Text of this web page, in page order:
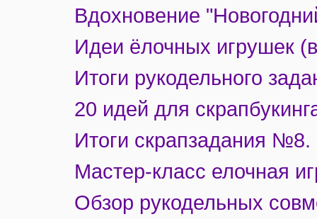
Вдохновение
Идеи ёлочных игрушек
Итоги рукодельного
20 идей для
Итоги скрапзадания №8.
Мастер-класс елочная
Обзор рукодельных